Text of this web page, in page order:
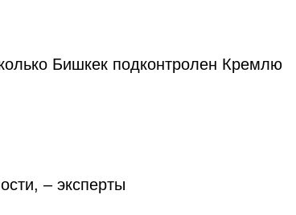
Бишкек подконтролен Кремлю
– эксперты